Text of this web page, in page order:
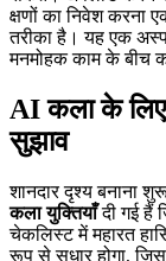
क्षणों का निवेश करना
तरीका है। यह एक
मनमोहक काम के बीच
AI कला के
सुझाव
शानदार दृश्य बनाना
कला युक्तियाँदी गई हैं
चेकलिस्ट में महारत
रूप से सुधार होगा,